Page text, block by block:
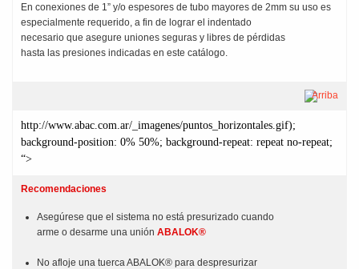
En conexiones de 1” y/o espesores de tubo mayores de 2mm su uso es
especialmente requerido, a fin de lograr el indentado
necesario que asegure uniones seguras y libres de pérdidas
hasta las presiones indicadas en este catálogo.
Arriba
http://www.abac.com.ar/_imagenes/puntos_horizontales.gif);
background-position: 0% 50%; background-repeat: repeat no-repeat;
“>
Recomendaciones
Asegúrese que el sistema no está presurizado cuando
arme o desarme una unión ABALOK®
No afloje una tuerca ABALOK® para despresurizar